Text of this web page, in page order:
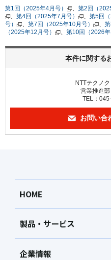
第1回（2025年4月号） 、 第2回（
、 第4回（2025年7月号） 、 第5回（
号）
、 第7回（2025年10月号） 、
（2025年12月号）
、 第10回（2026年
本件に関する
NTTテクノ
営業推進
TEL：
お問い合
HOME
製品・サービス
企業情報